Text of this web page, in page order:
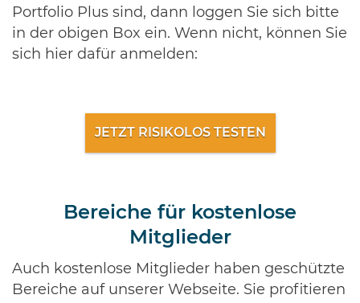
Portfolio Plus sind, dann loggen Sie sich bitte
in der obigen Box ein. Wenn nicht, können Sie
sich hier dafür anmelden:
JETZT RISIKOLOS TESTEN
Bereiche für kostenlose
Mitglieder
Auch kostenlose Mitglieder haben geschützte
Bereiche auf unserer Webseite. Sie profitieren